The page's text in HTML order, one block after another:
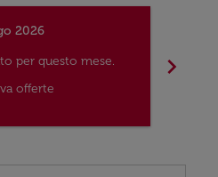
2026
per questo mese.
offerte
chevron_right